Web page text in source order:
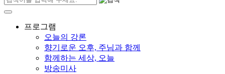
프로그램
오늘의 강론
향기로운 오후, 주님과 함께
함께하는 세상, 오늘
방송미사